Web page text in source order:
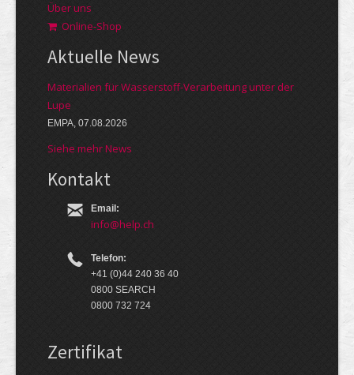
Über uns
Online-Shop
Aktuelle News
Materialien für Wasserstoff-Verarbeitung unter der
Lupe
EMPA, 07.08.2026
Siehe mehr News
Kontakt
Email:
info@help.ch
Telefon:
+41 (0)44 240 36 40
0800 SEARCH
0800 732 724
Zertifikat